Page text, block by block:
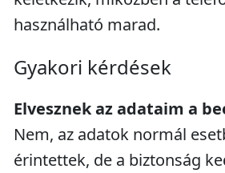
használható marad.
Gyakori kérdések
Elvesznek az adataim a
Nem, az adatok normál
érintettek, de a biztonság